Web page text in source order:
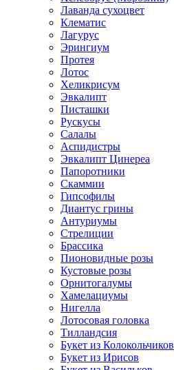
Лаванда сухоцвет
Клематис
Лагурус
Эрингиум
Протея
Лотос
Хеликрисум
Эвкалипт
Писташки
Рускусы
Салалы
Аспидистры
Эвкалипт Цинереа
Папоротники
Скаммии
Гипсофилы
Диантус грины
Антуриумы
Стрелиции
Брассика
Пионовидные розы
Кустовые розы
Орнитогалумы
Хамелациумы
Нигелла
Лотосовая головка
Тилландсия
Букет из Колокольчиков
Букет из Ирисов